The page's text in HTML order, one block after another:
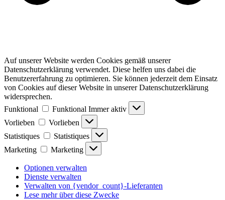
Auf unserer Website werden Cookies gemäß unserer
Datenschutzerklärung verwendet. Diese helfen uns dabei die
Benutzererfahrung zu optimieren. Sie können jederzeit dem Einsatz
von Cookies auf dieser Website in unserer Datenschutzerklärung
widersprechen.
Funktional
Funktional Immer aktiv
Vorlieben
Vorlieben
Statistiques
Statistiques
Marketing
Marketing
Optionen verwalten
Dienste verwalten
Verwalten von {vendor_count}-Lieferanten
Lese mehr über diese Zwecke